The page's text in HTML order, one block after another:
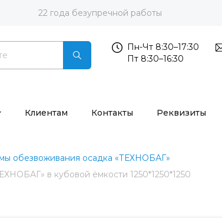
22 года безупречной работы
Пн-Чт 8:30–17:30
Пт 8:30–16:30
Клиентам Контакты Реквизиты
обезвоживания осадка «ТЕХНОБАГ»
в кубовой ёмкости 1250*1250*1250